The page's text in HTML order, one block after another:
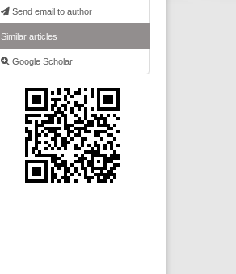
Send email to author
Similar articles
Google Scholar